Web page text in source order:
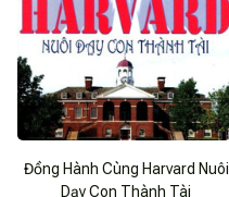
Đồng Hành Cùng Harvard Nuôi
Dạy Con Thành Tài